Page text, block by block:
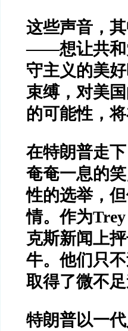
这些声音，
——想让共
守主义的美
束缚，对美
的可能性，
在特朗普走
奄奄一息的
性的选举，
情。作为
克斯新闻上
牛。他们只
取得了微不足
特朗普以一